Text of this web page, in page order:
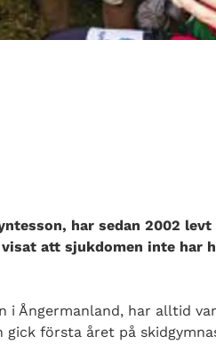
har sedan 2002
att sjukdomen inte har
i Ångermanland, har alltid
första året på